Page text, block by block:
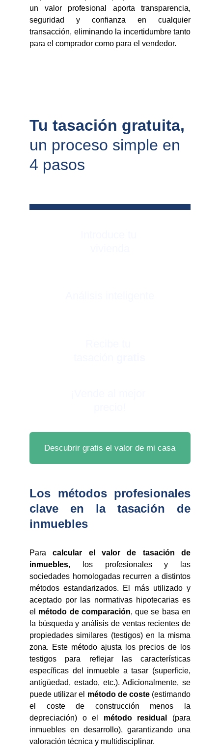
un valor profesional aporta transparencia,
seguridad y confianza en cualquier
transacción, eliminando la incertidumbre tanto
para el comprador como para el vendedor.
Descubrir gratis el valor de mi casa
Tu tasación gratuita,
un proceso simple en
4 pasos
Los métodos profesionales
clave en la tasación de
inmuebles
Paracalcular el valor de tasación de
inmuebles, los profesionales y las
sociedades homologadas recurren a distintos
métodos estandarizados. El más utilizado y
aceptado por las normativas hipotecarias es
el método de comparación, que se basa en
la búsqueda y análisis de ventas recientes de
propiedades similares (testigos) en la misma
zona. Este método ajusta los precios de los
testigos para reflejar las características
específicas del inmueble a tasar (superficie,
antigüedad, estado, etc.). Adicionalmente, se
puede utilizar el método de coste(estimando
el coste de construcción menos la
depreciación) o el método residual
(para
inmuebles en desarrollo), garantizando una
valoración técnica y multidisciplinar.